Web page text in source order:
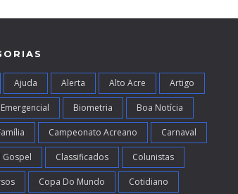
Ajuda Alerta Alto Acre Artigo
Biometria Boa Notícia
Campeonato Acreano Carnaval
Gospel Classificados Colunistas
Copa Do Mundo Cotidiano